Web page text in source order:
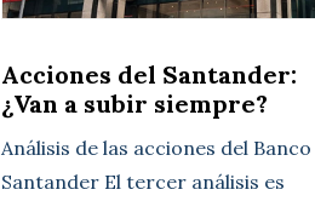
Acciones del Santander:
¿Van a subir siempre?
Análisis de las acciones del Banco
Santander El tercer análisis es